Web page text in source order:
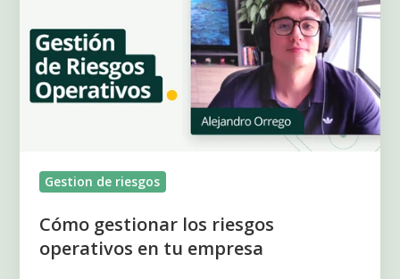
riesgos
operativos
en
Gestion de riesgos
Cómo gestionar los riesgos
operativos en tu empresa